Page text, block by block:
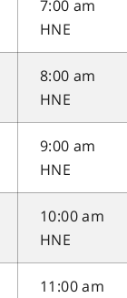
7:00 am
HNE
8:00 am
HNE
9:00 am
HNE
10:00 am
HNE
11:00 am